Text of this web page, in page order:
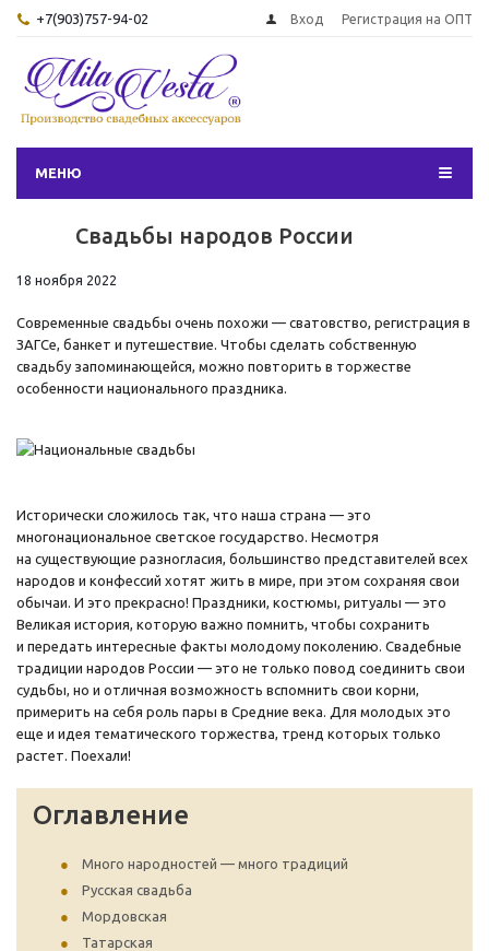
+7(903)757-94-02 Вход Регистрация на ОПТ
МЕНЮ
Свадьбы народов России
18 ноября 2022
Современные свадьбы очень похожи — сватовство, регистрация в
ЗАГСе, банкет и путешествие. Чтобы сделать собственную
свадьбу запоминающейся, можно повторить в торжестве
особенности национального праздника.
Исторически сложилось так, что наша страна — это
многонациональное светское государство. Несмотря
на существующие разногласия, большинство представителей всех
народов и конфессий хотят жить в мире, при этом сохраняя свои
обычаи. И это прекрасно! Праздники, костюмы, ритуалы — это
Великая история, которую важно помнить, чтобы сохранить
и передать интересные факты молодому поколению. Свадебные
традиции народов России — это не только повод соединить свои
судьбы, но и отличная возможность вспомнить свои корни,
примерить на себя роль пары в Средние века. Для молодых это
еще и идея тематического торжества, тренд которых только
растет. Поехали!
Оглавление
Много народностей — много традиций
Русская свадьба
Мордовская
Татарская